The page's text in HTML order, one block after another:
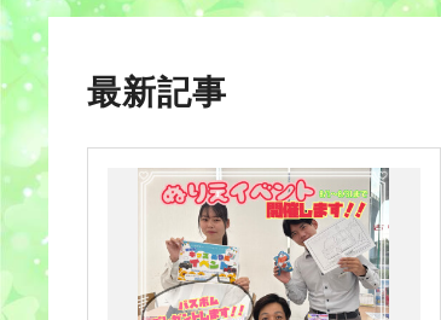
最新記事